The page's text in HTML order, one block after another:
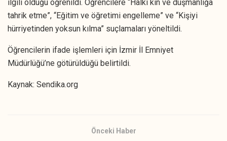
ilgili olduğu öğrenildi. Öğrencilere “Halkı kin ve düşmanlığa
tahrik etme”, “Eğitim ve öğretimi engelleme” ve “Kişiyi
hürriyetinden yoksun kılma” suçlamaları yöneltildi.
Öğrencilerin ifade işlemleri için İzmir İl Emniyet
Müdürlüğü’ne götürüldüğü belirtildi.
Kaynak: Sendika.org
Önceki Haber